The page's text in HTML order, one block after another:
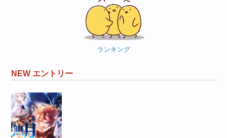
ランキング
NEW エントリー